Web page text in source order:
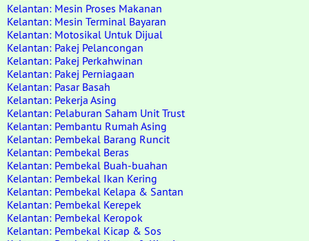
Kelantan: Mesin Proses Makanan
Kelantan: Mesin Terminal Bayaran
Kelantan: Motosikal Untuk Dijual
Kelantan: Pakej Pelancongan
Kelantan: Pakej Perkahwinan
Kelantan: Pakej Perniagaan
Kelantan: Pasar Basah
Kelantan: Pekerja Asing
Kelantan: Pelaburan Saham Unit Trust
Kelantan: Pembantu Rumah Asing
Kelantan: Pembekal Barang Runcit
Kelantan: Pembekal Beras
Kelantan: Pembekal Buah-buahan
Kelantan: Pembekal Ikan Kering
Kelantan: Pembekal Kelapa & Santan
Kelantan: Pembekal Kerepek
Kelantan: Pembekal Keropok
Kelantan: Pembekal Kicap & Sos